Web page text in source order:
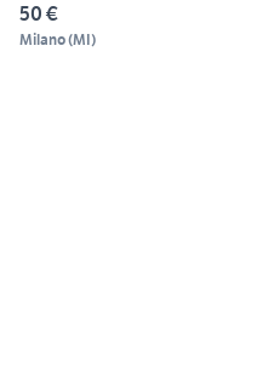
50 €
Milano(MI)